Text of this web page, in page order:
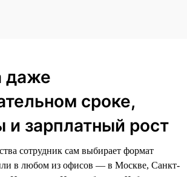
даже
сроке,
и зарплатный рост
сотрудник сам выбирает формат
в любом из офисов — в Москве, Санкт-